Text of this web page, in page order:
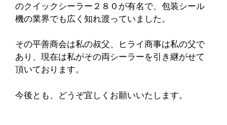
のクイックシーラー２８０が有名で、包装シール
機の業界でも広く知れ渡っていました。
その平善商会は私の叔父、ヒライ商事は私の父で
あり、現在は私がその両シーラーを引き継がせて
頂いております。
今後とも、どうぞ宜しくお願いいたします。